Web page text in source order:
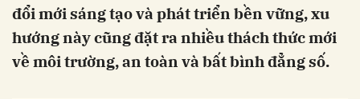
đổi mới sáng tạo và phát triển bền vững, xu
hướng này cũng đặt ra nhiều thách thức mới
về môi trường, an toàn và bất bình đẳng số.